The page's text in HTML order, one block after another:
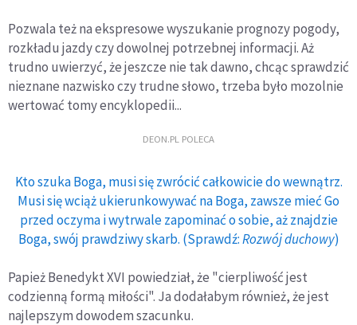
Pozwala też na ekspresowe wyszukanie prognozy pogody,
rozkładu jazdy czy dowolnej potrzebnej informacji. Aż
trudno uwierzyć, że jeszcze nie tak dawno, chcąc sprawdzić
nieznane nazwisko czy trudne słowo, trzeba było mozolnie
wertować tomy encyklopedii...
DEON.PL POLECA
Kto szuka Boga, musi się zwrócić całkowicie do wewnątrz.
Musi się wciąż ukierunkowywać na Boga, zawsze mieć Go
przed oczyma i wytrwale zapominać o sobie, aż znajdzie
Boga, swój prawdziwy skarb. (Sprawdź:Rozwój duchowy)
Papież Benedykt XVI powiedział, że "cierpliwość jest
codzienną formą miłości". Ja dodałabym również, że jest
najlepszym dowodem szacunku.